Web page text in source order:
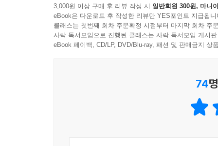
은 “생생하고 흡입력 높은 『파친코』는 역사가
면모를 지녔다고 호평했다.
진부한 서사를 거부하고 정체성에 관해 치열하
투쟁으로 힘겹게 얻은 승리를 통해 깊은 뿌리
독자들에게 그러했듯이, 한국의 독자들에게도 깊
이민진의 『파친코』는 훌륭한 작품이자 열정
넘어가는 고전적인 작품이며 올해 최고의 책이
고국과 타국, 개인적 정체성에 관해 스스로가 스
한 가족의 이야기가 전 세계의 이야기가 될 수
3,000원 이상 구매 후 리뷰 작성 시 일반회원 300원, 마니
eBook은 다운로드 후 작성한 리뷰만 YES포인트 지급됩니
클래스는 첫번째 회차 주문확정 시점부터 마지막 회차 주
사락 독서모임으로 진행된 클래스는 사락 독서모임 게시
eBook 페이백, CD/LP, DVD/Blu-ray, 패션 및 판매금지 상
74